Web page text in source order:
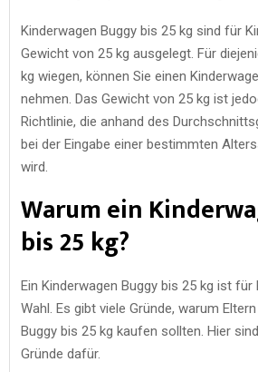
Kinderwagen Buggy bis 25 kg sind für
Gewicht von 25 kg ausgelegt. Für
kg wiegen, können Sie einen
nehmen. Das Gewicht von 25 kg ist
Richtlinie, die anhand des
bei der Eingabe einer bestimmten
wird.
Warum ein
bis 25 kg?
Ein Kinderwagen Buggy bis 25 kg ist für
Wahl. Es gibt viele Gründe, warum
Buggy bis 25 kg kaufen sollten. Hier
Gründe dafür.